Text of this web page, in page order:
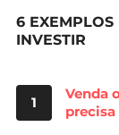
6
INVESTIR
1
Venda
precisa